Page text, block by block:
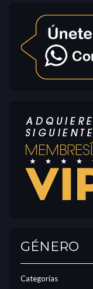
GÉNERO
Categorías